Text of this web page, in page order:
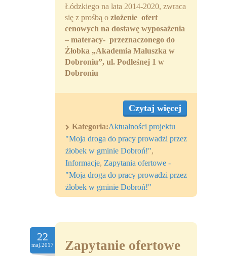
Łódzkiego na lata 2014-2020, zwraca
się z prośbą o złożenie ofert
cenowych na dostawę wyposażenia
– materacy- przeznaczonego do
Żłobka „Akademia Maluszka w
Dobroniu”, ul. Podleśnej 1 w
Dobroniu
Czytaj więcej
Kategoria:Aktualności projektu
"Moja droga do pracy prowadzi przez
żłobek w gminie Dobroń!",
Informacje, Zapytania ofertowe -
"Moja droga do pracy prowadzi przez
żłobek w gminie Dobroń!"
22
maj.2017
Zapytanie ofertowe